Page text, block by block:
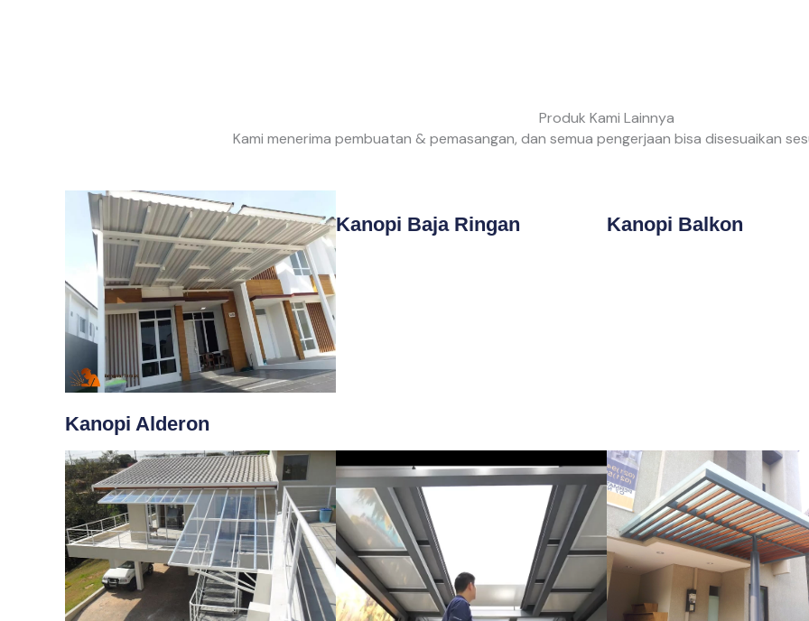
Produk Kami Lainnya
Kami menerima pembuatan & pemasangan, dan semua pengerjaan bisa disesuaikan
Kanopi Alderon
Kanopi Baja Ringan Kanopi Balkon